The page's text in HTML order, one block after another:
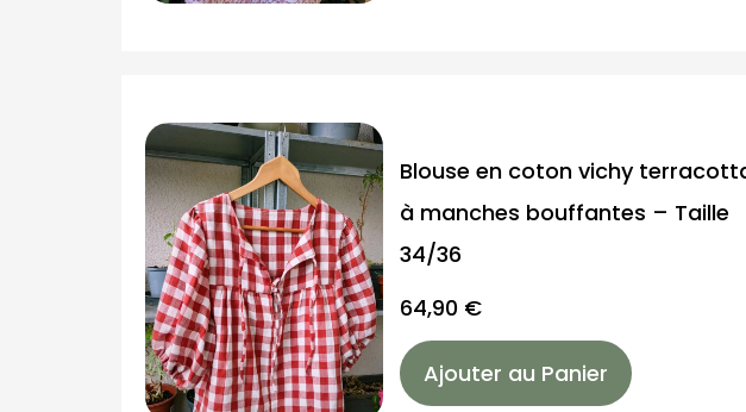
Blouse en coton vichy
à manches bouffantes – Taille
34/36
64,90 €
Ajouter au Panier